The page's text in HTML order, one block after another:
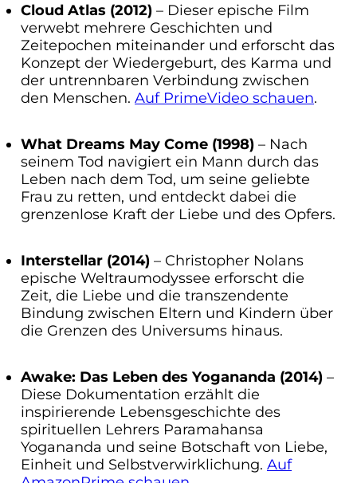
Cloud Atlas (2012) – Dieser epische Film
verwebt mehrere Geschichten und
Zeitepochen miteinander und erforscht das
Konzept der Wiedergeburt, des Karma und
der untrennbaren Verbindung zwischen
den Menschen. Auf PrimeVideo schauen.
What Dreams May Come (1998) – Nach
seinem Tod navigiert ein Mann durch das
Leben nach dem Tod, um seine geliebte
Frau zu retten, und entdeckt dabei die
grenzenlose Kraft der Liebe und des Opfers.
Interstellar (2014) – Christopher Nolans
epische Weltraumodyssee erforscht die
Zeit, die Liebe und die transzendente
Bindung zwischen Eltern und Kindern über
die Grenzen des Universums hinaus.
Awake: Das Leben des Yogananda (2014) –
Diese Dokumentation erzählt die
inspirierende Lebensgeschichte des
spirituellen Lehrers Paramahansa
Yogananda und seine Botschaft von Liebe,
Einheit und Selbstverwirklichung. Auf